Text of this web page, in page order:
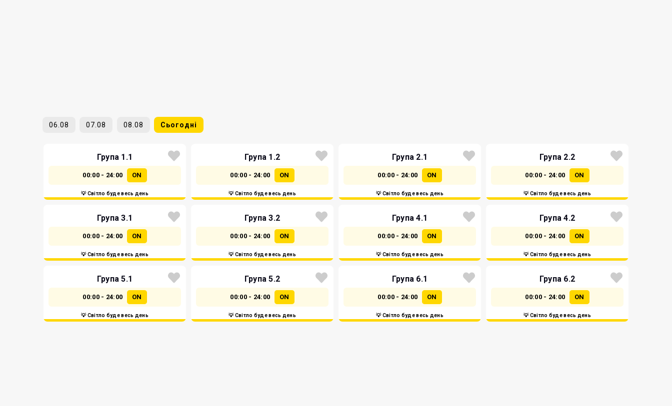
06.08 07.08 08.08 Сьогодні
Група 1.1
00:00 - 24:00 ON
💡 Світло буде весь день
Група 1.2
00:00 - 24:00 ON
💡 Світло буде весь день
Група 2.1
00:00 - 24:00 ON
💡 Світло буде весь день
Група 2.2
00:00 - 24:00 ON
💡 Світло буде весь день
Група 3.1
00:00 - 24:00 ON
💡 Світло буде весь день
Група 3.2
00:00 - 24:00 ON
💡 Світло буде весь день
Група 4.1
00:00 - 24:00 ON
💡 Світло буде весь день
Група 4.2
00:00 - 24:00 ON
💡 Світло буде весь день
Група 5.1
00:00 - 24:00 ON
💡 Світло буде весь день
Група 5.2
00:00 - 24:00 ON
💡 Світло буде весь день
Група 6.1
00:00 - 24:00 ON
💡 Світло буде весь день
Група 6.2
00:00 - 24:00 ON
💡 Світло буде весь день